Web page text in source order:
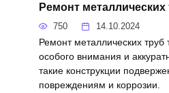
Ремонт металлических
750 14.10.2024
Ремонт металлических труб
особого внимания и
такие конструкции
повреждениям и коррозии.